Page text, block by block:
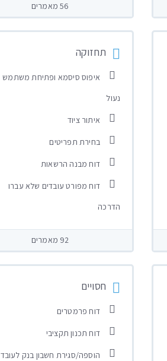
56 מאמרים
תחזוקה
איפוס סיסמא ופתיחת משתמש
נעול
איתור ציוד
בחירת תפריטים
דוח מבנה הרשאות
דוח מפורט עובדים שלא עברו
הדרכה
92 מאמרים
חסויים
דוח פרמטרים
דוח תכנון תקציבי
הוספה/סגירת חשבון בנק לעובד